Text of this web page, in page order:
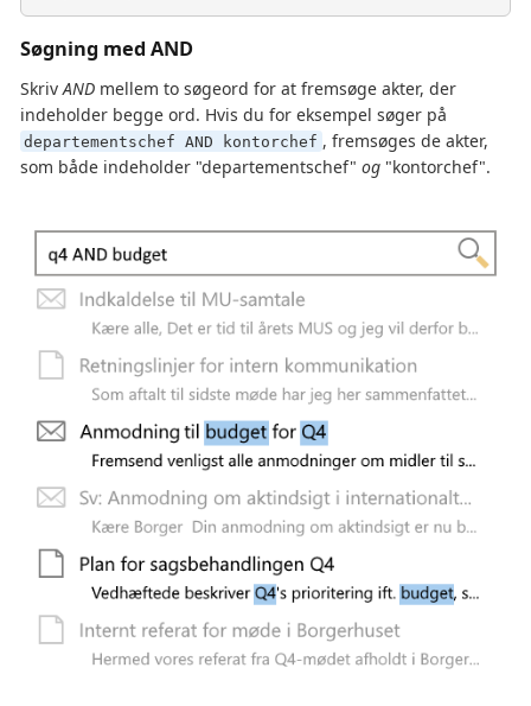
Søgning med AND
Skriv AND mellem to søgeord for at fremsøge akter, der
indeholder begge ord. Hvis du for eksempel søger på
departementschef AND kontorchef , fremsøges de akter,
som både indeholder "departementschef" og "kontorchef".